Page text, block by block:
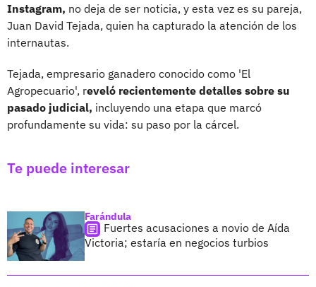
Instagram, no deja de ser noticia, y esta vez es su pareja,
Juan David Tejada, quien ha capturado la atención de los
internautas.
Tejada, empresario ganadero conocido como 'El
Agropecuario', reveló recientemente detalles sobre su
pasado judicial, incluyendo una etapa que marcó
profundamente su vida: su paso por la cárcel.
Te puede interesar
Farándula
Fuertes acusaciones a novio de Aída
Victoria; estaría en negocios turbios